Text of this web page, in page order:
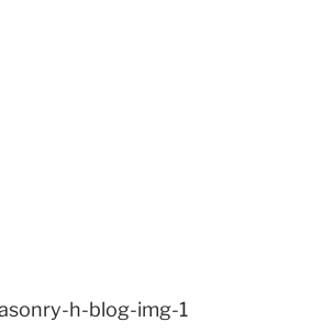
h-blog-img-1